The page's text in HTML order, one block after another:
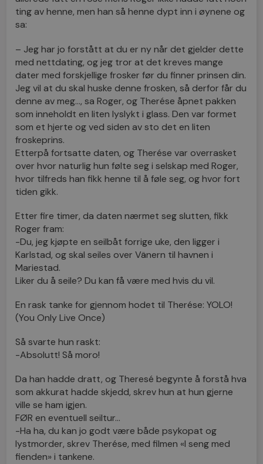
ting av henne, men han så henne dypt inn i øynene og
sa:
– Jeg har jo forstått at du er ny når det gjelder dette
med nettdating, og jeg tror at det kreves mange
dater med forskjellige frosker før du finner prinsen din.
Jeg vil at du skal huske denne frosken, så derfor får du
denne av meg…, sa Roger, og Therése åpnet pakken
som inneholdt en liten lyslykt i glass. Den var formet
som et hjerte og ved siden av sto det en liten
froskeprins.
Etterpå fortsatte daten, og Therése var overrasket
over hvor naturlig hun følte seg i selskap med Roger,
hvor tilfreds han fikk henne til å føle seg, og hvor fort
tiden gikk.
Etter fire timer, da daten nærmet seg slutten, fikk
Roger fram:
-Du, jeg kjøpte en seilbåt forrige uke, den ligger i
Karlstad, og skal seiles over Vänern til havnen i
Mariestad.
Liker du å seile? Du kan få være med hvis du vil.
En rask tanke for gjennom hodet til Therése: YOLO!
(You Only Live Once)
Så svarte hun raskt:
-Absolutt! Så moro!
Da han hadde dratt, og Theresé begynte å forstå hva
som akkurat hadde skjedd, skrev hun at hun gjerne
ville se ham igjen.
FØR en eventuell seiltur…
-Ha ha, du kan jo godt være både psykopat og
lystmorder, skrev Therése, med filmen «I seng med
fienden» i tankene.